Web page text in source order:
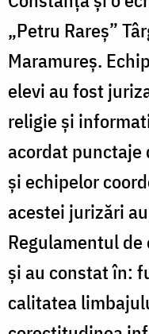
„Petru Rareș”
Maramureș.
elevi au fost
religie și
acordat punctaje
și echipelor
acestei jurizări
Regulamentul
și au constat în:
calitatea